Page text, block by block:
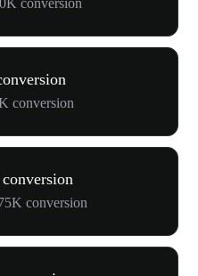
conversion
conversion